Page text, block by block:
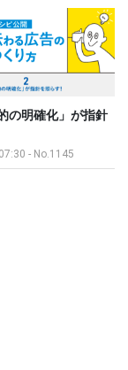
の明確化」が指針
- No.1145